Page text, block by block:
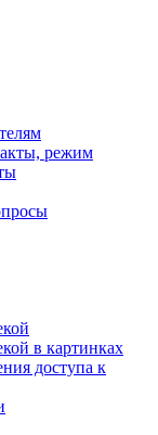
режим
в картинках
доступа к